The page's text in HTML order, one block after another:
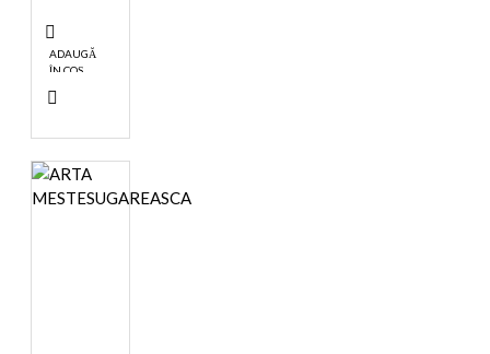
ADAUGĂ
ÎN COŞ